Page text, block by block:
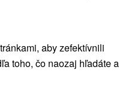
aby zefektívnili
toho, čo naozaj hľadáte a